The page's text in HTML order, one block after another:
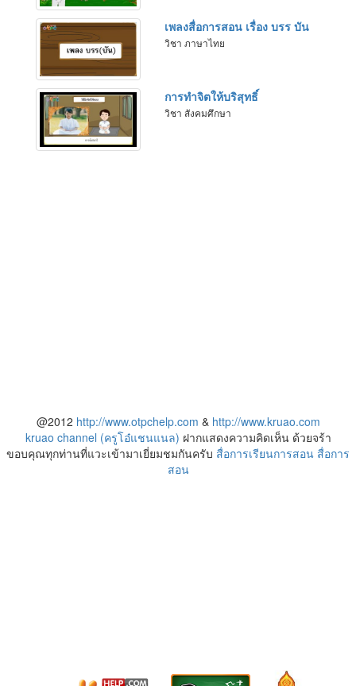
เพลงสื่อการสอน เรื่อง บรร บัน
วิชา ภาษาไทย
การทำจิตให้บริสุทธิ์
วิชา สังคมศึกษา
@2012 http://www.otpchelp.com & http://www.kruao.com
kruao channel (ครูโอ๋แชนแนล) ฝากแสดงความคิดเห็น ด้วยจร้า
ขอบคุณทุกท่านที่แวะเข้ามาเยี่ยมชมกันครับ สื่อการเรียนการสอน สื่อการ
สอน